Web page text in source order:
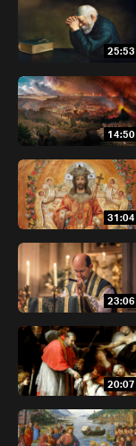
25:53
14:50
31:04
23:06
20:07